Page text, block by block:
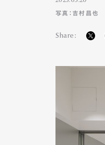
写真：吉村昌也
Share: